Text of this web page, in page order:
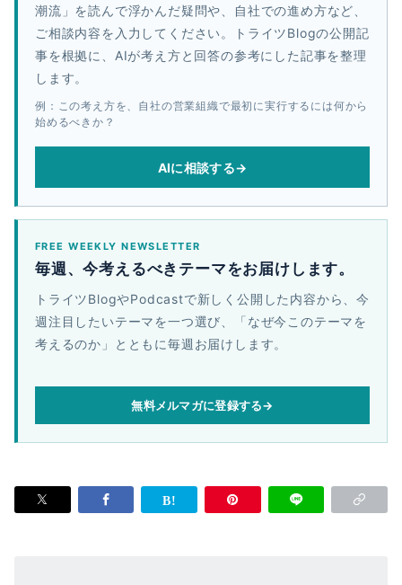
潮流」を読んで浮かんだ疑問や、自社での進め方など、
ご相談内容を入力してください。トライツBlogの公開記
事を根拠に、AIが考え方と回答の参考にした記事を整理
します。
例：この考え方を、自社の営業組織で最初に実行するには何から
始めるべきか？
AIに相談する→
FREE WEEKLY NEWSLETTER
毎週、今考えるべきテーマをお届けします。
トライツBlogやPodcastで新しく公開した内容から、今
週注目したいテーマを一つ選び、「なぜ今このテーマを
考えるのか」とともに毎週お届けします。
無料メルマガに登録する→